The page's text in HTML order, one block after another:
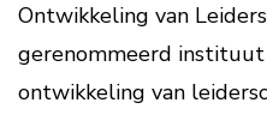
Ontwikkeling van
gerenommeerd
ontwikkeling van